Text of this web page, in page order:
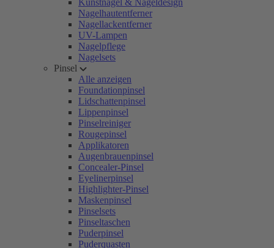
Kunstnägel & Nageldesign
Nagelhautentferner
Nagellackentferner
UV-Lampen
Nagelpflege
Nagelsets
Pinsel
Alle anzeigen
Foundationpinsel
Lidschattenpinsel
Lippenpinsel
Pinselreiniger
Rougepinsel
Applikatoren
Augenbrauenpinsel
Concealer-Pinsel
Eyelinerpinsel
Highlighter-Pinsel
Maskenpinsel
Pinselsets
Pinseltaschen
Puderpinsel
Puderquasten